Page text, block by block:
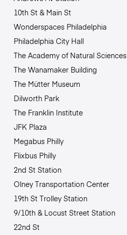
10th St & Main St
Wonderspaces Philadelphia
Philadelphia City Hall
The Academy of Natural Sciences
The Wanamaker Building
The Mütter Museum
Dilworth Park
The Franklin Institute
JFK Plaza
Megabus Philly
Flixbus Philly
2nd St Station
Olney Transportation Center
19th St Trolley Station
9/10th & Locust Street Station
22nd St